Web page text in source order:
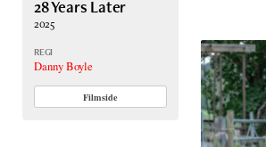
28 Years Later
2025
REGI
Danny Boyle
Filmside